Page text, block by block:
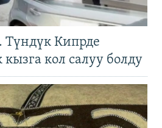
Түндүк Кипрде
кол салуу болду